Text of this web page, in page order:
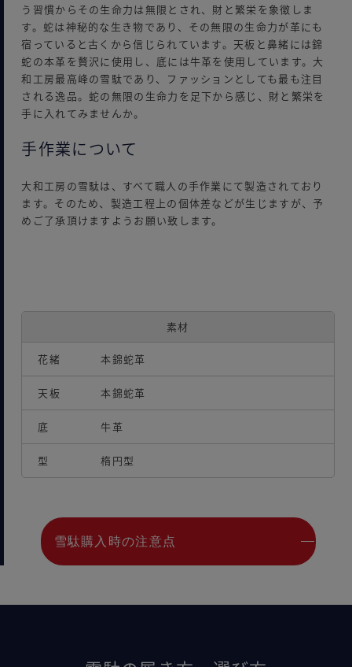
う習慣からその生命力は無限とされ、財と繁栄を象徴しま
す。蛇は神秘的な生き物であり、その無限の生命力が革にも
宿っていると古くから信じられています。天板と鼻緒には錦
蛇の本革を贅沢に使用し、底には牛革を使用しています。大
和工房最高峰の雪駄であり、ファッションとしても最も注目
される逸品。蛇の無限の生命力を足下から感じ、財と繁栄を
手に入れてみませんか。
手作業について
大和工房の雪駄は、すべて職人の手作業にて製造されており
ます。そのため、製造工程上の個体差などが生じますが、予
めご了承頂けますようお願い致します。
素材
花緒 本錦蛇革
天板 本錦蛇革
底 牛革
型 楕円型
雪駄購入時の注意点